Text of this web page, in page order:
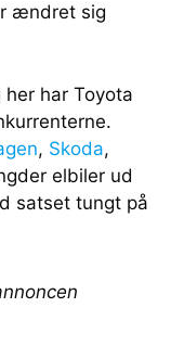
ændret sig
har Toyota
, Skoda,
elbiler ud
satset tungt på